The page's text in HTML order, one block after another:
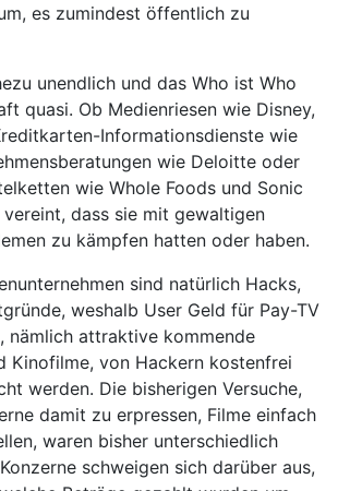
es zumindest öffentlich zu
unendlich und das Who ist Who
quasi. Ob Medienriesen wie Disney,
Informationsdienste wie
wie Deloitte oder
wie Whole Foods und Sonic
dass sie mit gewaltigen
zu kämpfen hatten oder haben.
sind natürlich Hacks,
weshalb User Geld für Pay-TV
nämlich attraktive kommende
Kinofilme, von Hackern kostenfrei
werden. Die bisherigen Versuche,
damit zu erpressen, Filme einfach
waren bisher unterschiedlich
schweigen sich darüber aus,